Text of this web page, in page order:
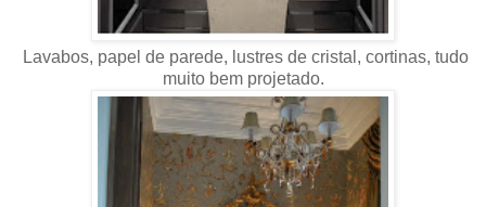
Lavabos, papel de parede, lustres de cristal, cortinas, tudo
muito bem projetado.